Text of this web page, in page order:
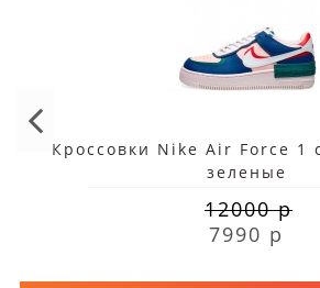
Кроссовки Nike Air Force 1
зеленые
12000 р
7990 р